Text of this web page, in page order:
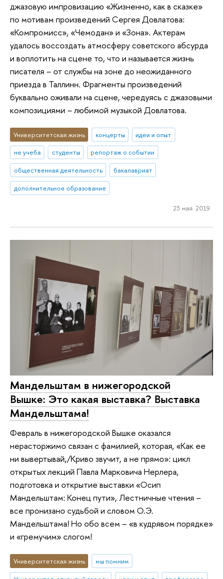
джазовую импровизацию «Жизненно, как в сказке»
по мотивам произведений Сергея Довлатова:
«Компромисс», «Чемодан» и «Зона». Актерам
удалось воссоздать атмосферу советского абсурда
и воплотить на сцене то, что и называется жизнь
писателя – от службы на зоне до неожиданного
приезда в Таллинн. Фрагменты произведений
буквально оживали на сцене, чередуясь с джазовыми
композициями – любимой музыкой Довлатова.
Университетская жизнь концерты
идеи и опыт
не учеба
студенты
репортаж о событии
общественная деятельность
бакалавриат
дополнительное образование
23 мая 2019
Мандельштам в нижегородской
Вышке: Это какая выставка? Выставка
Мандельштама!
Февраль в нижегородской Вышке оказался
нерасторжимо связан с фамилией, которая, «Как ее
ни вывертывай,/Криво звучит, а не прямо»: цикл
открытых лекций Павла Марковича Нерлера,
подготовка и открытие выставки «Осип
Мандельштам: Конец пути», Лестничные чтения –
все пронизано судьбой и словом О.Э.
Мандельштама! Но обо всем – «в кудрявом порядке»
и «гремучим» слогом!
Университетская жизнь
мы помним